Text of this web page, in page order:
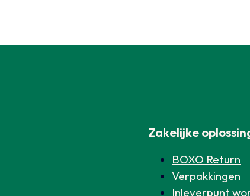
Zakelijke
BOXO Return
Verpakkingen
Inleverpunt